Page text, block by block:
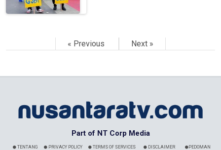
« Previous Next »
Part of NT Corp Media
TENTANG PRIVACY POLICY TERMS OF SERVICES DISCLAIMER PEDOMAN